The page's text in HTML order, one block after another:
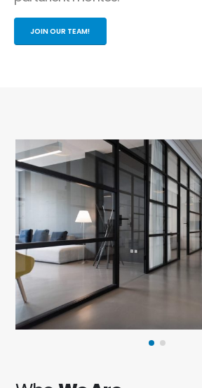
JOIN OUR TEAM!